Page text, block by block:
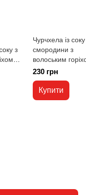
з
г
Чурчхела із соку
смородини з
волоським
упаковка 3 шт -
230 грн
Купити